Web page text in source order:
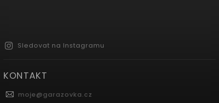
Sledovat na Instagramu
KONTAKT
moje@garazovka.cz